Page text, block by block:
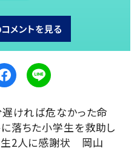
メントを見る
ければ危なかった命
落ちた小学生を救助し
2人に感謝状 岡山